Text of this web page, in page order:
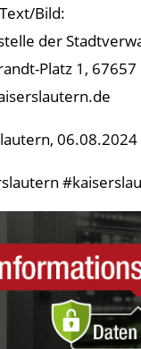
Bild:
der
Platz 1,
06.08.2024